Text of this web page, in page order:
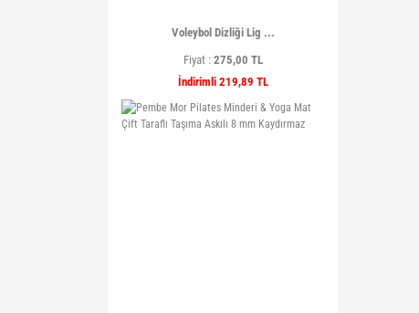
Voleybol Dizliği Lig ...
Fiyat : 275,00 TL
İndirimli 219,89 TL